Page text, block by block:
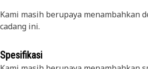
Kami masih berupaya menambahkan
cadang ini.
Spesifikasi